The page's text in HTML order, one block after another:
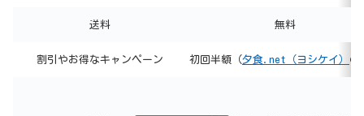
送料 無料
割引やお得なキャンペーン 初回半額（夕食.net（ヨシケイ） の